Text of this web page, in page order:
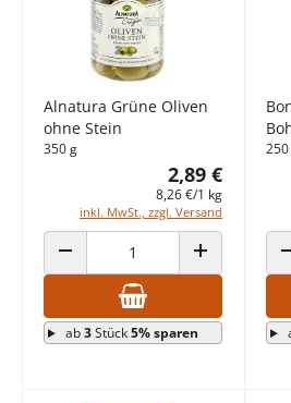
Alnatura Grüne Oliven
ohne Stein
350 g
2,89 €
8,26 €/1 kg
inkl. MwSt., zzgl. Versand
ANZAHL VERRINGERN ANZAHL
ab3Stück5% sparen